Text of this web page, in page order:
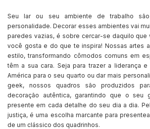
Seu lar ou seu ambiente de trabalho
personalidade. Decorar esses ambientes vai
paredes vazias, é sobre cercar-se daquilo que
você gosta e do que te inspira! Nossas artes
estilo, transformando cômodos comuns em
têm a sua cara. Seja para trazer a liderança
América para o seu quarto ou dar mais
geek, nossos quadros são produzidos
decoração autêntica, garantindo que o seu
presente em cada detalhe do seu dia a dia.
justiça, é uma escolha marcante para
de um clássico dos quadrinhos.